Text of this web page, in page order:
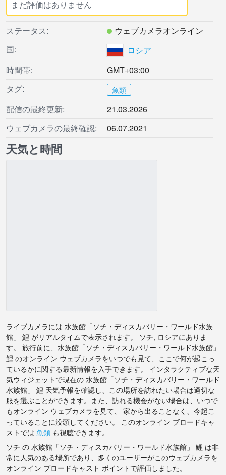
まだ評価はありません
ステータス:
ウェブカメラオンライン
国:
ロシア
時間帯:
GMT+03:00
タグ:
魚類
配信の最終更新:
21.03.2026
ウェブカメラの最終確認:
06.07.2021
天気と時間
ライブカメラには 水族館「ソチ・ディスカバリー・ワールド水族
館」 鯉 がリアルタイムで表示されます。 ソチ, ロシアにありま
す。 旅行前に、水族館「ソチ・ディスカバリー・ワールド水族館」
鯉 のオンライン ウェブカメラをいつでも見て、ここで何が起こっ
ているかに関する最新情報を入手できます。 インタラクティブな天
気ウィジェットで現在の 水族館「ソチ・ディスカバリー・ワールド
水族館」 鯉 天気予報を確認し、この場所を訪れたい場合は適切な
服を選ぶことができます。また、訪れる機会がない場合は、いつで
もオンライン ウェブカメラを見て、 家から出ることなく、今起こ
っていることに没頭してください。 このオンライン ブロードキャ
ストでは 魚類 も視聴できます。
ソチ の 水族館「ソチ・ディスカバリー・ワールド水族館」 鯉 は非
常に人気のある場所であり、多くのユーザーがこのウェブカメラを
オンライン ブロードキャスト ポイントで評価しました。